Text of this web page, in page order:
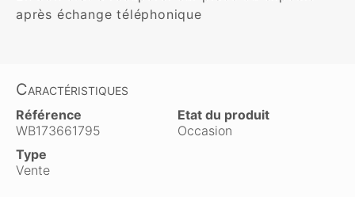
après échange téléphonique
Caractéristiques
Référence
WB173661795
Etat du produit
Occasion
Type
Vente